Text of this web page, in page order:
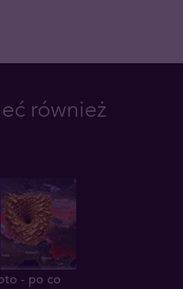
również
- po co